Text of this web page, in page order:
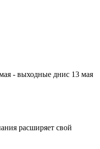
- выходные днис 13 мая
расширяет свой